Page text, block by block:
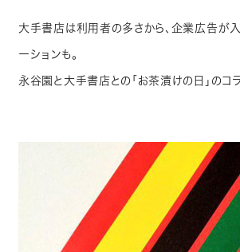
大手書店は利用者の多さから、企業広告が
ーションも。
永谷園と大手書店との「お茶漬けの日」のコ